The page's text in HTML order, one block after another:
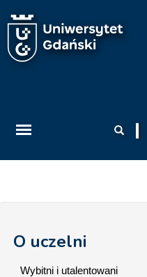
wyszukiwania
O uczelni
Wybitni i utalentowani